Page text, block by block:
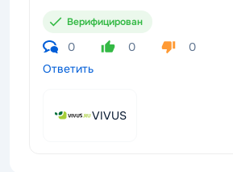
Верифицирован
0 0
0
Ответить
VIVUS